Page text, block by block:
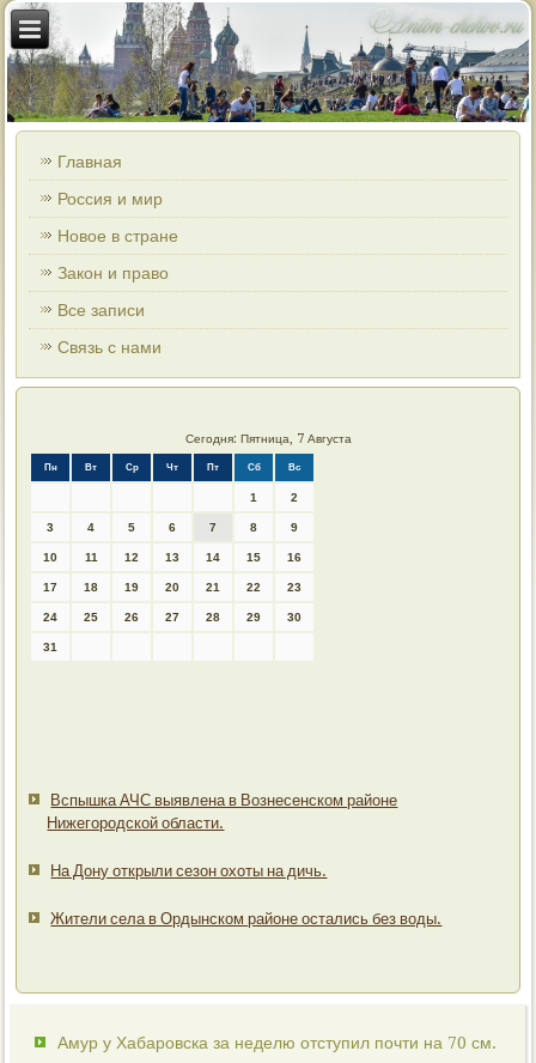
Главная
Россия и мир
Новое в стране
Закон и право
Все записи
Связь с нами
Сегодня: Пятница, 7 Августа
Пн Вт Ср Чт Пт Сб Вс
1 2
3 4 5 6 7 8 9
10 11 12 13 14 15 16
17 18 19 20 21 22 23
24 25 26 27 28 29 30
31
Вспышка АЧС выявлена в Вознесенском районе
Нижегородской области.
На Дону открыли сезон охоты на дичь.
Жители села в Ордынском районе остались без воды.
Амур у Хабаровска за неделю отступил почти на 70 см.